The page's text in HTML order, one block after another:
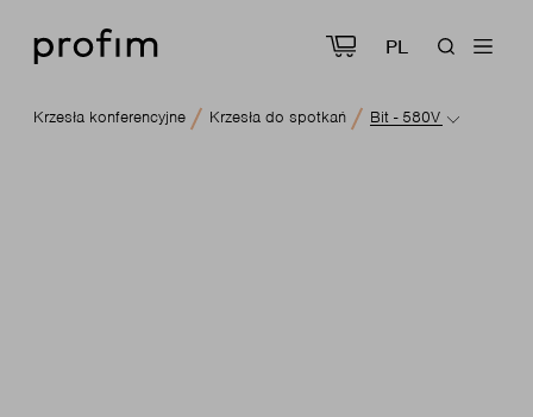
PL
Krzesła konferencyjne Krzesła do spotkań Bit - 580V